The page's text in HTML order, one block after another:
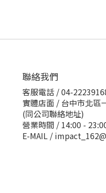
聯絡我們
客服電話 / 04-
實體店面 / 台中市北區
(同公司聯絡地址)
營業時間 / 14:00 -
E-MAIL /